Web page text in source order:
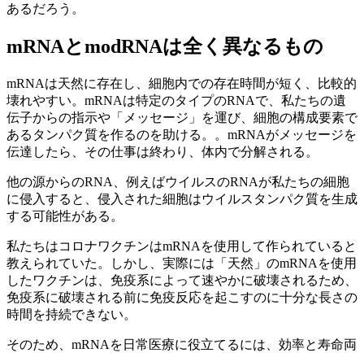
あるだろう。
mRNAとmodRNAは全く異なるもの
mRNAは天然に存在し、細胞内での存在時間が短く、比較的
壊れやすい。mRNAは特定のタイプのRNAで、私たちの遺
伝子からの指示や「メッセージ」を運び、細胞の構成要素で
あるタンパク質を作るのを助ける。。mRNAがメッセージを
伝達したら、その仕事は終わり、体内で分解される。
他の源からのRNA、例えばウイルスのRNAが私たちの細胞
に侵入すると、侵入された細胞はウイルスタンパク質を生成
する可能性がある。
私たちはコロナワクチンはmRNAを使用して作られていると
教えられていた。しかし、実際には「天然」のmRNAを使用
したワクチンは、免疫系によって速やかに破壊されるため、
免疫系に破壊される前に免疫反応を起こすのに十分な長さの
時間を持続できない。
そのため、mRNAを日常医療に役立てるには、効率と寿命両